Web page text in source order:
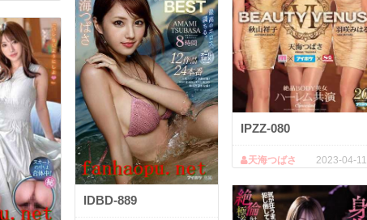
IPZZ-080
2023-04-11
天海つばさ
IDBD-889